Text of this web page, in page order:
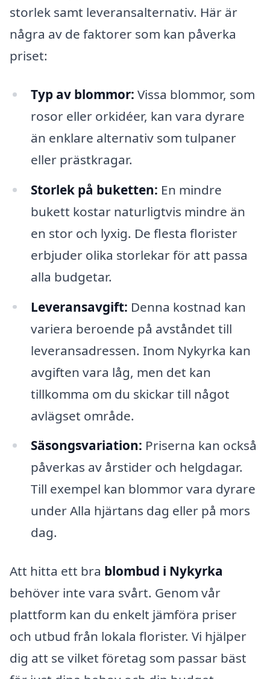
storlek samt leveransalternativ. Här är
några av de faktorer som kan påverka
priset:
Typ av blommor: Vissa blommor, som
rosor eller orkidéer, kan vara dyrare
än enklare alternativ som tulpaner
eller prästkragar.
Storlek på buketten: En mindre
bukett kostar naturligtvis mindre än
en stor och lyxig. De flesta florister
erbjuder olika storlekar för att passa
alla budgetar.
Leveransavgift: Denna kostnad kan
variera beroende på avståndet till
leveransadressen. Inom Nykyrka kan
avgiften vara låg, men det kan
tillkomma om du skickar till något
avlägset område.
Säsongsvariation: Priserna kan också
påverkas av årstider och helgdagar.
Till exempel kan blommor vara dyrare
under Alla hjärtans dag eller på mors
dag.
Att hitta ett bra blombud i Nykyrka
behöver inte vara svårt. Genom vår
plattform kan du enkelt jämföra priser
och utbud från lokala florister. Vi hjälper
dig att se vilket företag som passar bäst